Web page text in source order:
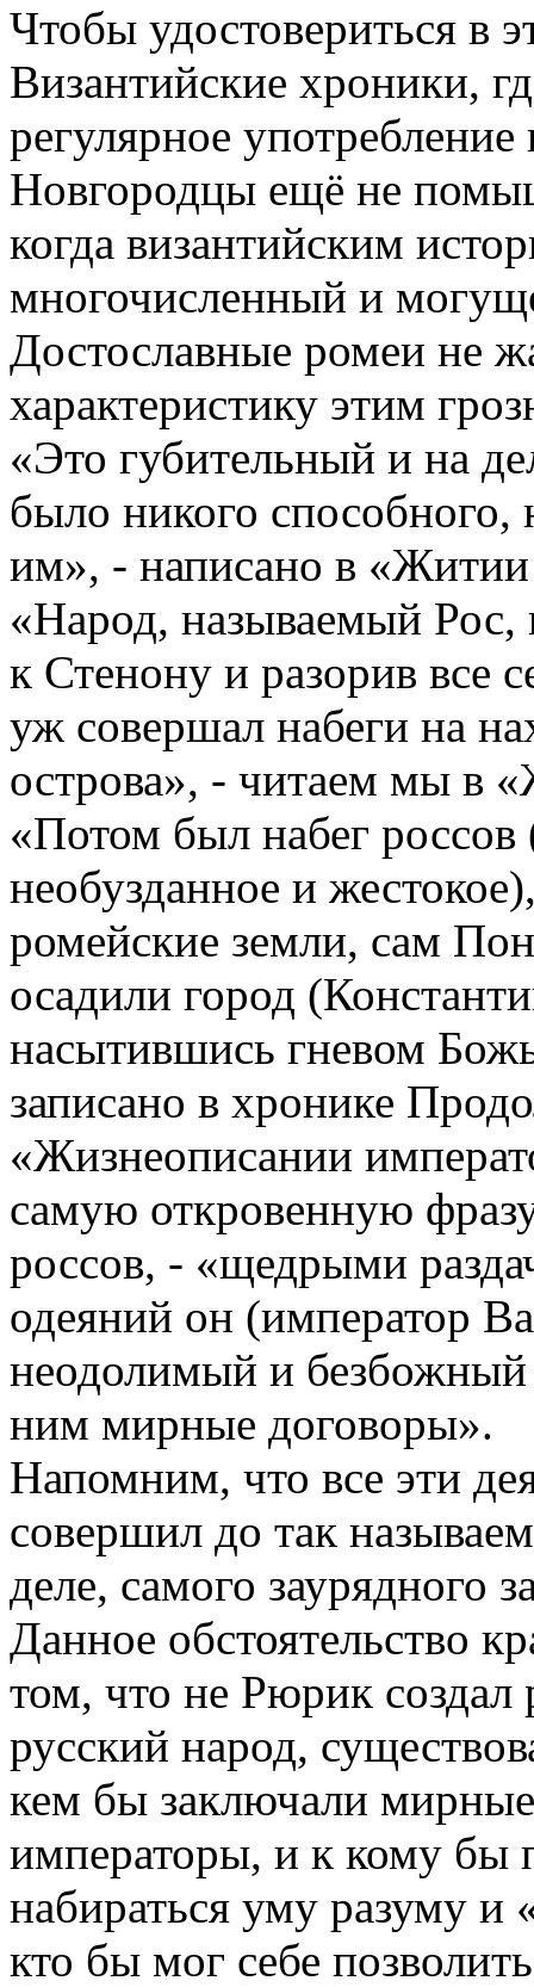
Чтобы удостовериться в
Византийские хроники,
регулярное
Новгородцы ещё не
когда византийским
многочисленный и
Достославные ромеи не
характеристику этим
«Это губительный и на
было никого способного,
им», - написано в
«Народ, называемый
к Стенону и разорив все
уж совершал набеги на
острова», - читаем мы в
«Потом был набег россов
необузданное и
ромейские земли, сам
осадили город
насытившись гневом
записано в хронике
«Жизнеописании
самую откровенную
россов, - «щедрыми
одеяний он (император
неодолимый и безбожный
ним мирные договоры».
Напомним, что все эти
совершил до так
деле, самого заурядного
Данное обстоятельство
том, что не Рюрик создал
русский народ,
кем бы заключали
императоры, и к кому бы
набираться уму разуму и
кто бы мог себе